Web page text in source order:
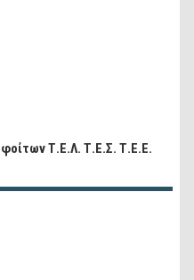
Τ.Ε.Λ. Τ.Ε.Σ. Τ.Ε.Ε.